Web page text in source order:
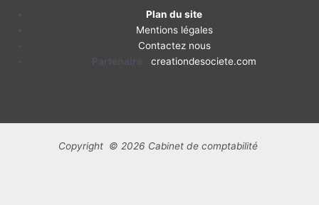
Plan du site
Mentions légales
Contactez nous
:creationdesociete.com
Copyright © 2026 Cabinet de comptabilité